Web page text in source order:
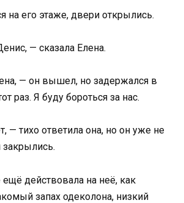
на его этаже, двери открылись.
— сказала Елена.
— он вышел, но задержался в
раз. Я буду бороться за нас.
— тихо ответила она, но он уже не
ещё действовала на неё, как
запах одеколона, низкий